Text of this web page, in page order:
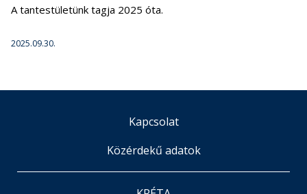
A tantestületünk tagja 2025 óta.
2025.09.30.
Kapcsolat
Közérdekű adatok